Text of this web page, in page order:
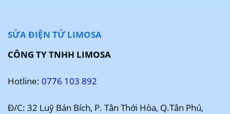
SỬA ĐIỆN TỬ LIMOSA
CÔNG TY TNHH LIMOSA
Hotline: 0776 103 892
Đ/C: 32 Luỹ Bán Bích, P. Tân Thới Hòa, Q.Tân Phú,